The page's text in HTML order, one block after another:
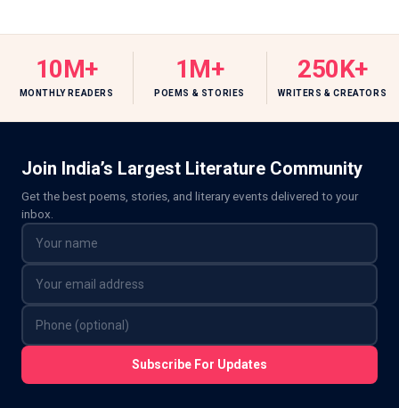
10M+
MONTHLY READERS
1M+
POEMS & STORIES
250K+
WRITERS & CREATORS
Join India’s Largest Literature Community
Get the best poems, stories, and literary events delivered to your
inbox.
Subscribe For Updates